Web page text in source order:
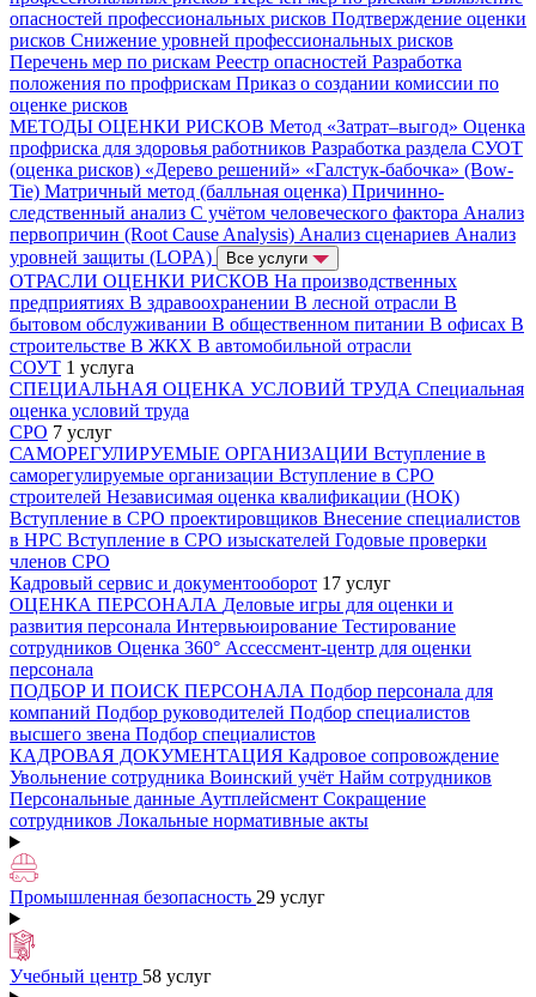
опасностей профессиональных рисков Подтверждение оценки
рисков Снижение уровней профессиональных рисков
Перечень мер по рискам Реестр опасностей Разработка
положения по профрискам Приказ о создании комиссии по
оценке рисков
МЕТОДЫ ОЦЕНКИ РИСКОВ Метод «Затрат–выгод» Оценка
профриска для здоровья работников Разработка раздела СУОТ
(оценка рисков) «Дерево решений» «Галстук-бабочка» (Bow-
Tie) Матричный метод (балльная оценка) Причинно-
следственный анализ С учётом человеческого фактора Анализ
первопричин (Root Cause Analysis) Анализ сценариев Анализ
уровней защиты (LOPA)
Все услуги
ОТРАСЛИ ОЦЕНКИ РИСКОВ На производственных
предприятиях В здравоохранении В лесной отрасли В
бытовом обслуживании В общественном питании В офисах В
строительстве В ЖКХ В автомобильной отрасли
СОУТ 1 услуга
СПЕЦИАЛЬНАЯ ОЦЕНКА УСЛОВИЙ ТРУДА Специальная
оценка условий труда
СРО 7 услуг
САМОРЕГУЛИРУЕМЫЕ ОРГАНИЗАЦИИ Вступление в
саморегулируемые организации Вступление в СРО
строителей Независимая оценка квалификации (НОК)
Вступление в СРО проектировщиков Внесение специалистов
в НРС Вступление в СРО изыскателей Годовые проверки
членов СРО
Кадровый сервис и документооборот 17 услуг
ОЦЕНКА ПЕРСОНАЛА Деловые игры для оценки и
развития персонала Интервьюирование Тестирование
сотрудников Оценка 360° Ассессмент-центр для оценки
персонала
ПОДБОР И ПОИСК ПЕРСОНАЛА Подбор персонала для
компаний Подбор руководителей Подбор специалистов
высшего звена Подбор специалистов
КАДРОВАЯ ДОКУМЕНТАЦИЯ Кадровое сопровождение
Увольнение сотрудника Воинский учёт Найм сотрудников
Персональные данные Аутплейсмент Сокращение
сотрудников Локальные нормативные акты
Промышленная безопасность 29 услуг
Учебный центр 58 услуг